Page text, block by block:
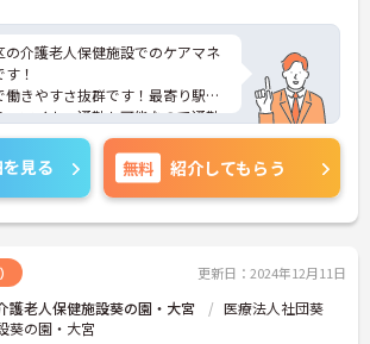
の介護老人保健施設でのケアマネ
！
きやすさ抜群です！最寄り駅か
、マイカー通勤も可能なので通勤
通いやすいのも魅力です！
面接のポイントなど、さらに詳
でお気軽にご相談ください。
見る 無料 紹介してもらう
更新日：2024年12月11日
老人保健施設葵の園・大宮
医療法人社団葵
の園・大宮